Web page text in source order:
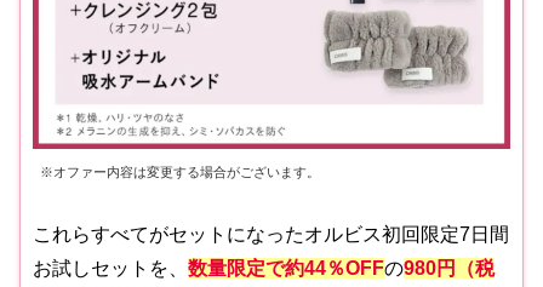
※オファー内容は変更する場合がございます。
これらすべてがセットになったオルビス初回限定7日間
お試しセットを、 数量限定で約44％OFFの980円（税